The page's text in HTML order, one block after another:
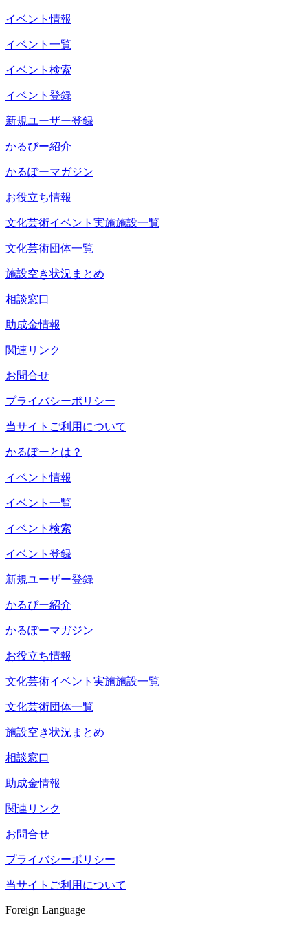
イベント情報
イベント一覧
イベント検索
イベント登録
新規ユーザー登録
かるぴー紹介
かるぽーマガジン
お役立ち情報
文化芸術イベント実施施設一覧
文化芸術団体一覧
施設空き状況まとめ
相談窓口
助成金情報
関連リンク
お問合せ
プライバシーポリシー
当サイトご利用について
かるぽーとは？
イベント情報
イベント一覧
イベント検索
イベント登録
新規ユーザー登録
かるぴー紹介
かるぽーマガジン
お役立ち情報
文化芸術イベント実施施設一覧
文化芸術団体一覧
施設空き状況まとめ
相談窓口
助成金情報
関連リンク
お問合せ
プライバシーポリシー
当サイトご利用について
Foreign Language